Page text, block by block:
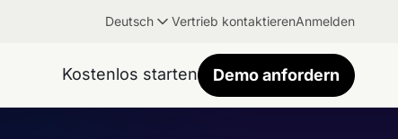
Deutsch Vertrieb kontaktierenAnmelden
Kostenlos starten Demo anfordern